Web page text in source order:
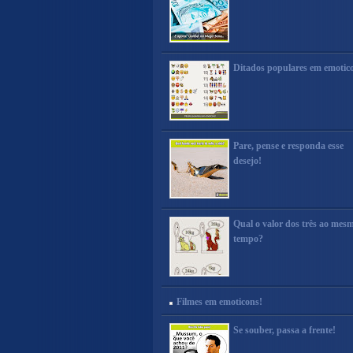
Ditados populares em
Pare, pense e responda esse
desejo!
Qual o valor dos três ao
tempo?
Filmes em emoticons!
Se souber, passa a frente!